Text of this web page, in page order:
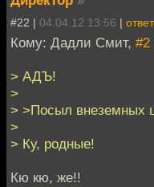
#22 | 04.04.12 13:56 |
Кому: Дадли Смит, #2
> АДЪ!
>
> >Посыл внеземных
>
> Ку, родные!
Кю кю, же!!